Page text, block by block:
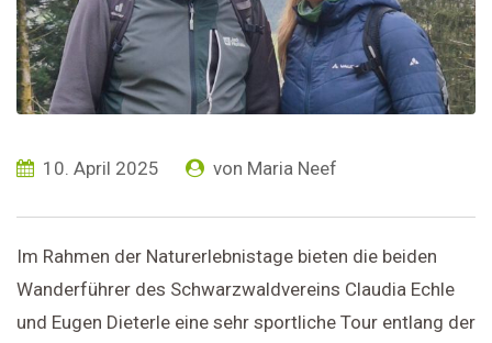
10. April 2025 von Maria Neef
Im Rahmen der Naturerlebnistage bieten die beiden
Wanderführer des Schwarzwaldvereins Claudia Echle
und Eugen Dieterle eine sehr sportliche Tour entlang der